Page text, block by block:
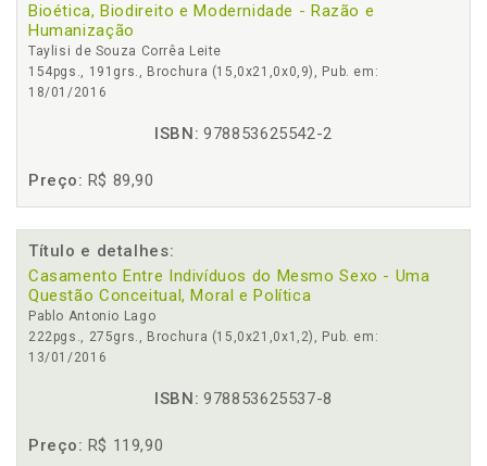
Bioética, Biodireito e Modernidade - Razão e
Humanização
Taylisi de Souza Corrêa Leite
154pgs., 191grs., Brochura (15,0x21,0x0,9), Pub. em:
18/01/2016
ISBN: 978853625542-2
Preço: R$ 89,90
Título e detalhes:
Casamento Entre Indivíduos do Mesmo Sexo - Uma
Questão Conceitual, Moral e Política
Pablo Antonio Lago
222pgs., 275grs., Brochura (15,0x21,0x1,2), Pub. em:
13/01/2016
ISBN: 978853625537-8
Preço: R$ 119,90